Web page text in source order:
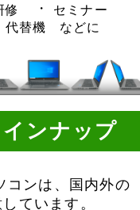
修
セミナー
代替機 などに
ンナップ
コンは、国内外の
ています。